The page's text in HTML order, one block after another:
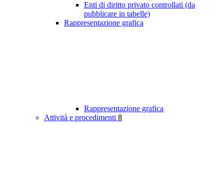
Enti di diritto privato controllati (da
pubblicare in tabelle)
Rappresentazione grafica
Rappresentazione grafica
Attività e procedimenti 8